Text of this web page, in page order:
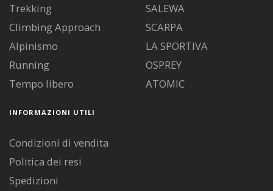
Trekking
Climbing Approach
Alpinismo
Running
Tempo libero
SALEWA
SCARPA
LA SPORTIVA
OSPREY
ATOMIC
INFORMAZIONI UTILI
Condizioni di vendita
Politica dei resi
Spedizioni